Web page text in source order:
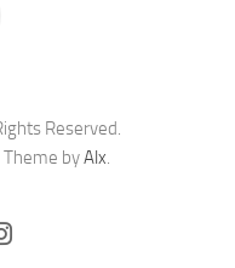
Reserved.
. Theme byAlx